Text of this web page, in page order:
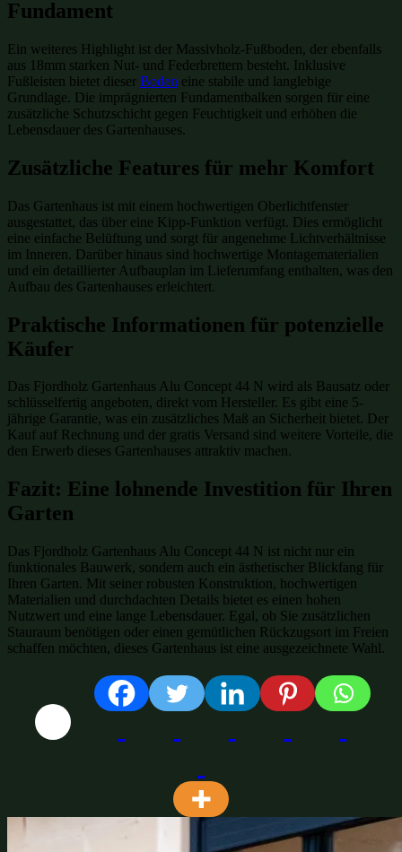
Fundament
Ein weiteres Highlight ist der Massivholz-Fußboden, der ebenfalls
aus 18mm starken Nut- und Federbrettern besteht. Inklusive
Fußleisten bietet dieser Boden eine stabile und langlebige
Grundlage. Die imprägnierten Fundamentbalken sorgen für eine
zusätzliche Schutzschicht gegen Feuchtigkeit und erhöhen die
Lebensdauer des Gartenhauses.
Zusätzliche Features für mehr Komfort
Das Gartenhaus ist mit einem hochwertigen Oberlichtfenster
ausgestattet, das über eine Kipp-Funktion verfügt. Dies ermöglicht
eine einfache Belüftung und sorgt für angenehme Lichtverhältnisse
im Inneren. Darüber hinaus sind hochwertige Montagematerialien
und ein detaillierter Aufbauplan im Lieferumfang enthalten, was den
Aufbau des Gartenhauses erleichtert.
Praktische Informationen für potenzielle
Käufer
Das Fjordholz Gartenhaus Alu Concept 44 N wird als Bausatz oder
schlüsselfertig angeboten, direkt vom Hersteller. Es gibt eine 5-
jährige Garantie, was ein zusätzliches Maß an Sicherheit bietet. Der
Kauf auf Rechnung und der gratis Versand sind weitere Vorteile, die
den Erwerb dieses Gartenhauses attraktiv machen.
Fazit: Eine lohnende Investition für Ihren
Garten
Das Fjordholz Gartenhaus Alu Concept 44 N ist nicht nur ein
funktionales Bauwerk, sondern auch ein ästhetischer Blickfang für
Ihren Garten. Mit seiner robusten Konstruktion, hochwertigen
Materialien und durchdachten Details bietet es einen hohen
Nutzwert und eine lange Lebensdauer. Egal, ob Sie zusätzlichen
Stauraum benötigen oder einen gemütlichen Rückzugsort im Freien
schaffen möchten, dieses Gartenhaus ist eine ausgezeichnete Wahl.